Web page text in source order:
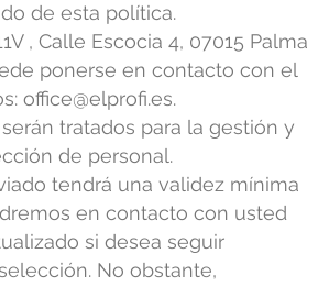
de esta política.
, Calle Escocia 4, 07015 Palma
ponerse en contacto con el
office@elprofi.es.
tratados para la gestión y
de personal.
tendrá una validez mínima
en contacto con usted
si desea seguir
No obstante,